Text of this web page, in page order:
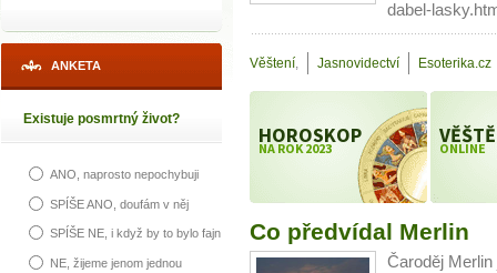
ANKETA
Existuje posmrtný život?
ANO, naprosto nepochybuji
SPÍŠE ANO, doufám v něj
SPÍŠE NE, i když by to bylo fajn
NE, žijeme jenom jednou
dabel-
Věštení, Jasnovidectví Esoterika.cz
HOROSKOP
NA ROK 2023 ONLINE
Co předvídal Merlin
Čaroděj